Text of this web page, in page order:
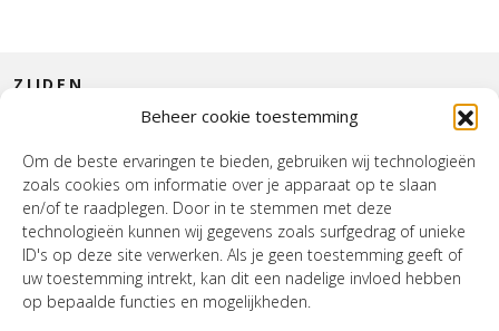
Beheer cookie toestemming
Om de beste ervaringen te bieden, gebruiken wij technologieën
zoals cookies om informatie over je apparaat op te slaan
en/of te raadplegen. Door in te stemmen met deze
technologieën kunnen wij gegevens zoals surfgedrag of unieke
ID's op deze site verwerken. Als je geen toestemming geeft of
uw toestemming intrekt, kan dit een nadelige invloed hebben
op bepaalde functies en mogelijkheden.
HOUSE OF WURPEL
OPENINGSTIJDEN
ZIJDEN
INTERIEUR